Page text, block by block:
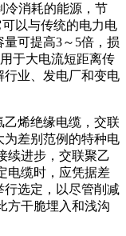
冷消耗的能源，节
以与传统的电力电
可提高3～5倍，损
于大电流短距离传
行业、发电厂和变电
烯绝缘电缆，交联
为差别范例的特种电
续进步，交联聚乙
电缆时，应凭据差
行选定，以尽管削减
方干脆埋入和浅沟